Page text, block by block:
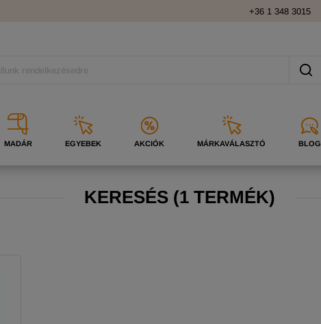
+36 1 348 3015
MADÁR EGYEBEK AKCIÓK MÁRKAVÁLASZTÓ BLOG
KERESÉS(1 TERMÉK)